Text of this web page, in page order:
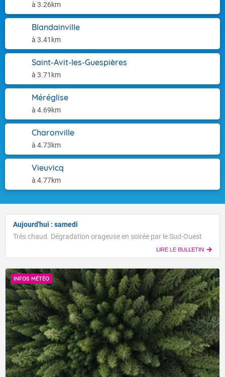
à 3.26km
Blandainville
à 3.41km
Saint-Avit-les-Guespières
à 3.71km
Méréglise
à 4.69km
Charonville
à 4.73km
Vieuvicq
à 4.77km
Aujourd'hui : samedi
Très chaud. Dégradation orageuse en soirée par le Sud-Ouest
LIRE LE BULLETIN
INFOS MÉTÉO